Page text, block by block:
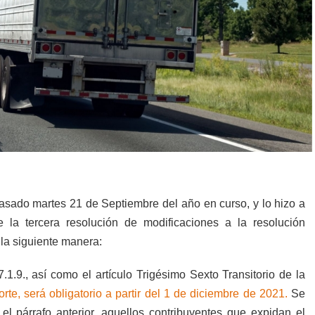
martes 21 de Septiembre del año en curso, y lo hizo a
tercera resolución de modificaciones a la resolución
siguiente manera:
así como el artículo Trigésimo Sexto Transitorio de la
será obligatorio a partir del 1 de diciembre de 2021. Se
párrafo anterior, aquellos contribuyentes que expidan el